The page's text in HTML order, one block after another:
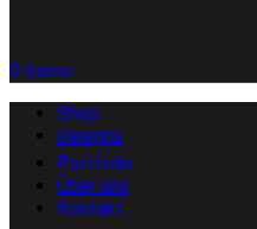
0 items
Shop
Designs
Portfolio
Über uns
Kontakt